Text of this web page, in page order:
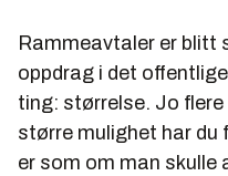
Rammeavtaler er blitt
oppdrag i det
ting: størrelse. Jo flere
større mulighet har du
er som om man skulle